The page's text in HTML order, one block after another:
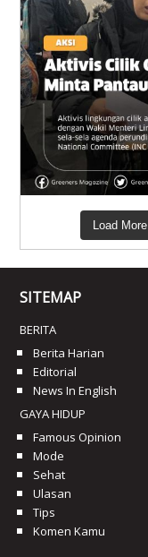
Load More
SITEMAP
BERITA
Berita Harian
Editorial
News In English
GAYA HIDUP
Famous Opinion
Mode
Sehat
Ulasan
Tips
Komen Kamu